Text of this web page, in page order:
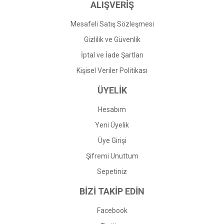
ALIŞVERİŞ
Mesafeli Satış Sözleşmesi
Gizlilik ve Güvenlik
İptal ve İade Şartları
Kişisel Veriler Politikası
ÜYELİK
Hesabım
Yeni Üyelik
Üye Girişi
Şifremi Unuttum
Sepetiniz
BİZİ TAKİP EDİN
Facebook